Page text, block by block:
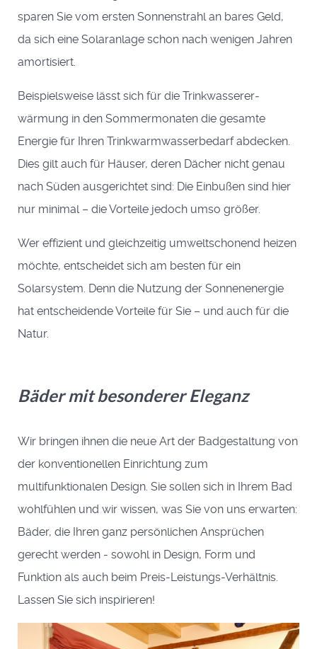
sparen Sie vom ersten Sonnenstrahl an bares Geld,
da sich eine Solaranlage schon nach wenigen Jahren
amortisiert.
Beispielsweise lässt sich für die Trinkwasserer­
wärmung in den Sommermonaten die gesamte
Energie für Ihren Trinkwarmwasserbedarf abdecken.
Dies gilt auch für Häuser, deren Dächer nicht genau
nach Süden aus­gerichtet sind: Die Einbußen sind hier
nur minimal – die Vorteile jedoch umso größer.
Wer effizient und gleichzeitig umweltschonend heizen
möchte, entscheidet sich am besten für ein
Solarsystem. Denn die Nutzung der Sonnenenergie
hat entscheidende Vorteile für Sie – und auch für die
Natur.
Bäder mit besonderer Eleganz
Wir bringen ihnen die neue Art der Badgestaltung von
der konventionellen Einrichtung zum
multifunktionalen Design. Sie sollen sich in Ihrem Bad
wohlfühlen und wir wissen, was Sie von uns erwarten:
Bäder, die Ihren ganz persönlichen Ansprüchen
gerecht werden - sowohl in Design, Form und
Funktion als auch beim Preis-Leistungs-Verhältnis.
Lassen Sie sich inspirieren!